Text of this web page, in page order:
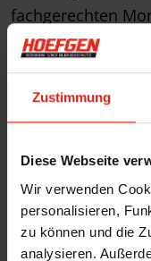
Zustimmung
Diese Webseite
Wir verwenden
personalisieren,
zu können und die
analysieren.
fachgerechten
und
regelmäßig
Mit der
auch in Zukunft
Gleichzeitig
Ausbildung
Bestand hat.